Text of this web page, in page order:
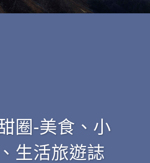
圈-美食、小
生活旅遊誌